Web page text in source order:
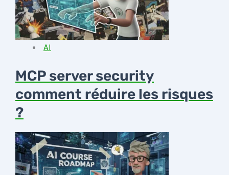
AI
MCP server security
comment réduire les risques
?